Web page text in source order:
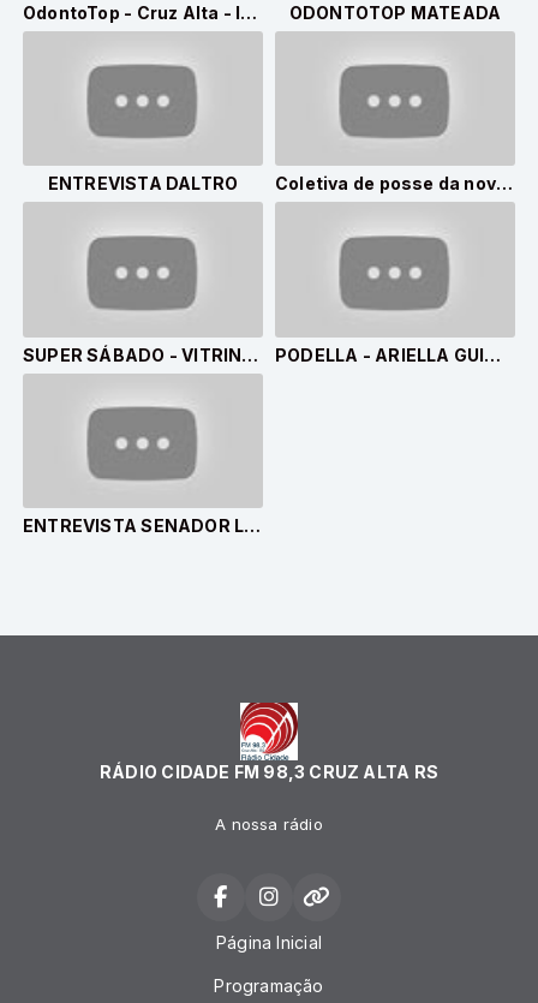
OdontoTop - Cruz Alta - Ibirubá e Não Me Toque ODONTOTOP MATEADA
ENTREVISTA DALTRO Coletiva de posse da nova mesa diretora da Câmara de Vereadores de Espumoso.
SUPER SÁBADO - VITRINE EMPRESARIAL - ENTREVISTA COM DARCY MARTINS - GRUPO 2001 - DIA 18/02/2023 PODELLA - ARIELLA GUIMARÃES
ENTREVISTA SENADOR LASIE MARTINS (PODEMOS-RS)
RÁDIO CIDADE FM 98,3 CRUZ ALTA RS
A nossa rádio
Página Inicial
Programação